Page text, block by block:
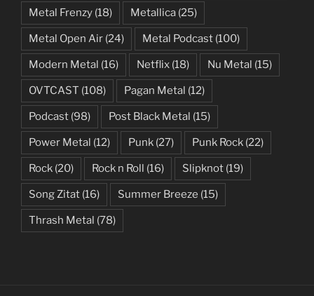
Metal Frenzy (18) Metallica (25)
Metal Open Air (24) Metal Podcast (100)
Modern Metal (16) Netflix (18) Nu Metal (15)
OVTCAST (108) Pagan Metal (12)
Podcast (98) Post Black Metal (15)
Power Metal (12) Punk (27) Punk Rock (22)
Rock (20) Rock n Roll (16) Slipknot (19)
Song Zitat (16) Summer Breeze (15)
Thrash Metal (78)